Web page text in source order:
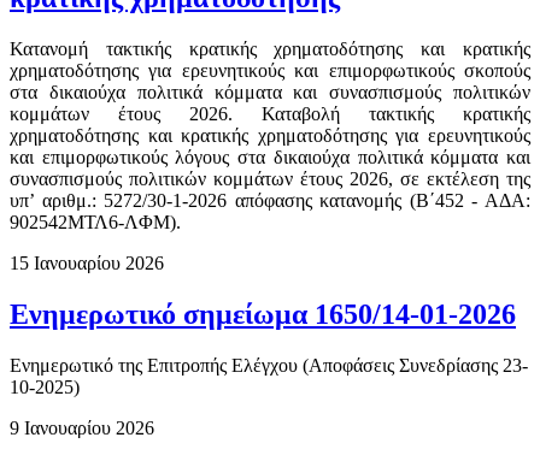
Κατανομή τακτικής κρατικής χρηματοδότησης και κρατικής
χρηματοδότησης για ερευνητικούς και επιμορφωτικούς σκοπούς
στα δικαιούχα πολιτικά κόμματα και συνασπισμούς πολιτικών
κομμάτων έτους 2026. Καταβολή τακτικής κρατικής
χρηματοδότησης και κρατικής χρηματοδότησης για ερευνητικούς
και επιμορφωτικούς λόγους στα δικαιούχα πολιτικά κόμματα και
συνασπισμούς πολιτικών κομμάτων έτους 2026, σε εκτέλεση της
υπ’ αριθμ.: 5272/30-1-2026 απόφασης κατανομής (Β΄452 - ΑΔΑ:
902542ΜΤΛ6-ΛΦΜ).
15 Ιανουαρίου 2026
Ενημερωτικό σημείωμα 1650/14-01-2026
Ενημερωτικό της Επιτροπής Ελέγχου (Αποφάσεις Συνεδρίασης 23-
10-2025)
9 Ιανουαρίου 2026